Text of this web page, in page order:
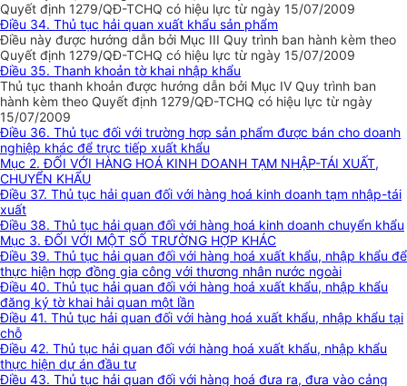
Quyết định 1279/QĐ-TCHQ có hiệu lực từ ngày 15/07/2009
Điều 34. Thủ tục hải quan xuất khẩu sản phẩm
Điều này được hướng dẫn bởi Mục III Quy trình ban hành kèm theo
Quyết định 1279/QĐ-TCHQ có hiệu lực từ ngày 15/07/2009
Điều 35. Thanh khoản tờ khai nhập khẩu
Thủ tục thanh khoản được hướng dẫn bởi Mục IV Quy trình ban
hành kèm theo Quyết định 1279/QĐ-TCHQ có hiệu lực từ ngày
15/07/2009
Điều 36. Thủ tục đối với trường hợp sản phẩm được bán cho doanh
nghiệp khác để trực tiếp xuất khẩu
Mục 2. ĐỐI VỚI HÀNG HOÁ KINH DOANH TẠM NHẬP-TÁI XUẤT,
CHUYỂN KHẨU
Điều 37. Thủ tục hải quan đối với hàng hoá kinh doanh tạm nhập-tái
xuất
Điều 38. Thủ tục hải quan đối với hàng hoá kinh doanh chuyển khẩu
Mục 3. ĐỐI VỚI MỘT SỐ TRƯỜNG HỢP KHÁC
Điều 39. Thủ tục hải quan đối với hàng hoá xuất khẩu, nhập khẩu để
thực hiện hợp đồng gia công với thương nhân nước ngoài
Điều 40. Thủ tục hải quan đối với hàng hoá xuất khẩu, nhập khẩu
đăng ký tờ khai hải quan một lần
Điều 41. Thủ tục hải quan đối với hàng hoá xuất khẩu, nhập khẩu tại
chỗ
Điều 42. Thủ tục hải quan đối với hàng hoá xuất khẩu, nhập khẩu
thực hiện dự án đầu tư
Điều 43. Thủ tục hải quan đối với hàng hoá đưa ra, đưa vào cảng